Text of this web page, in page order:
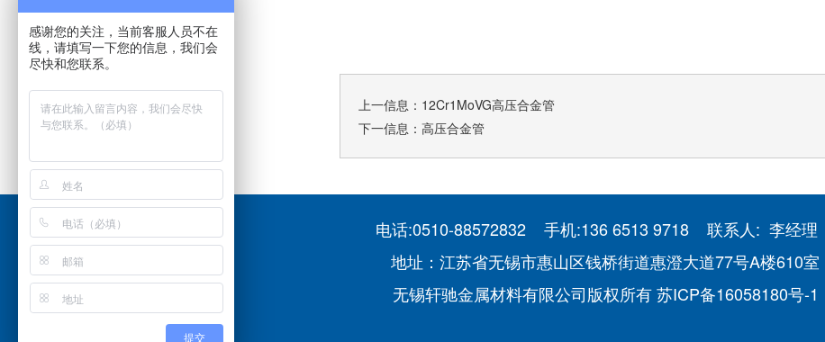
上一信息： 12Cr1MoVG高压合金管
下一信息： 高压合金管
电话:0510-88572832 手机:136 6513 9718 联系人: 李经理
地址：江苏省无锡市惠山区钱桥街道惠澄大道77号A楼610室
无锡轩驰金属材料有限公司版权所有苏ICP备16058180号-1
感谢您的关注，当前客服人员不在
线，请填写一下您的信息，我们会
尽快和您联系。
提交